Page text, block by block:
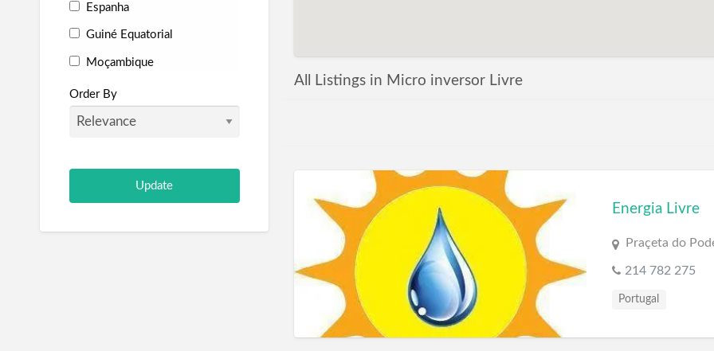
Espanha
Guiné Equatorial
Moçambique
Portugal
São Tomé e Príncipe
Order By
All Listings in Micro inversor Livre
Energia Livre
Praçeta do
214 782 275
Portugal